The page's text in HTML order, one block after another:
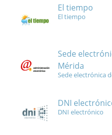
El tiempo
El tiempo
Sede
Mérida
Sede electrónica
DNI
DNI electrónico